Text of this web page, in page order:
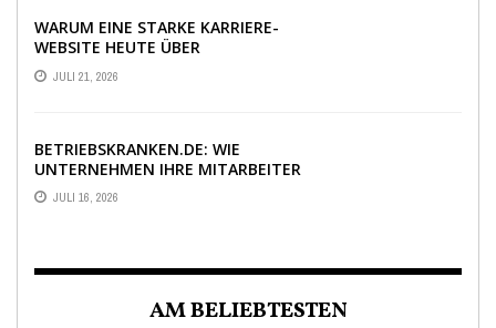
WARUM EINE STARKE KARRIERE-
WEBSITE HEUTE ÜBER
BEWERBUNGEN ENTSCHEIDET
JULI 21, 2026
BETRIEBSKRANKEN.DE: WIE
UNTERNEHMEN IHRE MITARBEITER
DANK PKV-STATUS BINDEN
JULI 16, 2026
AM BELIEBTESTEN